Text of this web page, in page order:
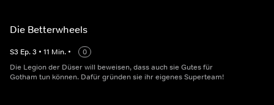
Die Betterwheels
S3 Ep.3 • 11 Min. •
0
Die Legion der Düser will beweisen, dass auch sie Gutes für
Gotham tun können. Dafür gründen sie ihr eigenes Superteam!